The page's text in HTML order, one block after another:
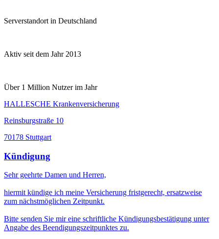
Serverstandort in Deutschland
Aktiv seit dem Jahr 2013
Über 1 Million Nutzer im Jahr
HALLESCHE Krankenversicherung
Reinsburgstraße 10
70178 Stuttgart
Kündigung
Sehr geehrte Damen und Herren,
hiermit kündige ich meine Versicherung fristgerecht, ersatzweise
zum nächstmöglichen Zeitpunkt.
Bitte senden Sie mir eine schriftliche Kündigungsbestätigung unter
Angabe des Beendigungszeitpunktes zu.